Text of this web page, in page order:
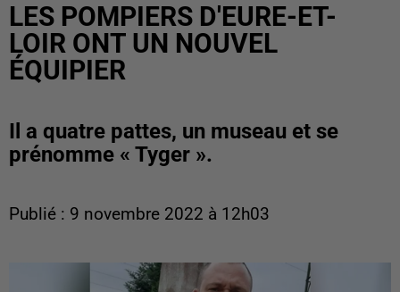
LES POMPIERS D'EURE-ET-
LOIR ONT UN NOUVEL
ÉQUIPIER
Il a quatre pattes, un museau et se
prénomme « Tyger ».
Publié : 9 novembre 2022 à 12h03